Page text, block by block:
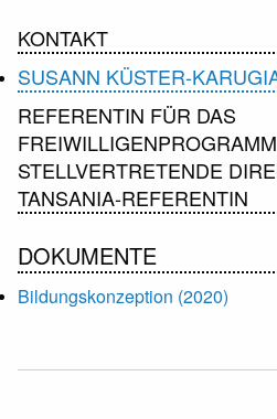
KONTAKT
SUSANN KÜSTER-
REFERENTIN FÜR DAS
STELLVERTRETENDE
TANSANIA-REFERENTIN
DOKUMENTE
Bildungskonzeption (2020)